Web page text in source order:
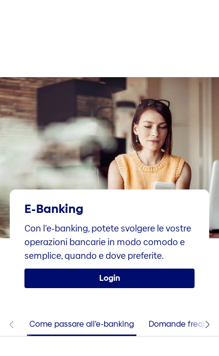
E-Banking
Con l’e-banking, potete svolgere le vostre
operazioni bancarie in modo comodo e
semplice, quando e dove preferite.
Login
Come passare all’e-banking Domande